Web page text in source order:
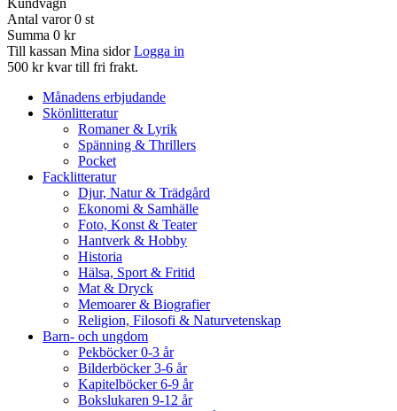
Kundvagn
Antal varor 0 st
Summa 0 kr
Till kassan Mina sidor Logga in
500 kr kvar till fri frakt.
Månadens erbjudande
Skönlitteratur
Romaner & Lyrik
Spänning & Thrillers
Pocket
Facklitteratur
Djur, Natur & Trädgård
Ekonomi & Samhälle
Foto, Konst & Teater
Hantverk & Hobby
Historia
Hälsa, Sport & Fritid
Mat & Dryck
Memoarer & Biografier
Religion, Filosofi & Naturvetenskap
Barn- och ungdom
Pekböcker 0-3 år
Bilderböcker 3-6 år
Kapitelböcker 6-9 år
Bokslukaren 9-12 år